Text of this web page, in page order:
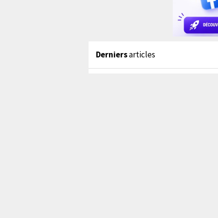
Derniersarticles